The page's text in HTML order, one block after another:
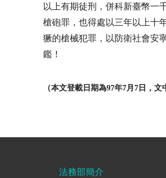
以上有期徒刑，併科新臺幣一
槍砲罪，也得處以三年以上十
獗的槍械犯罪，以防衛社會安
鑑！
（本文登載日期為97年7月7日 ，
法務部簡介